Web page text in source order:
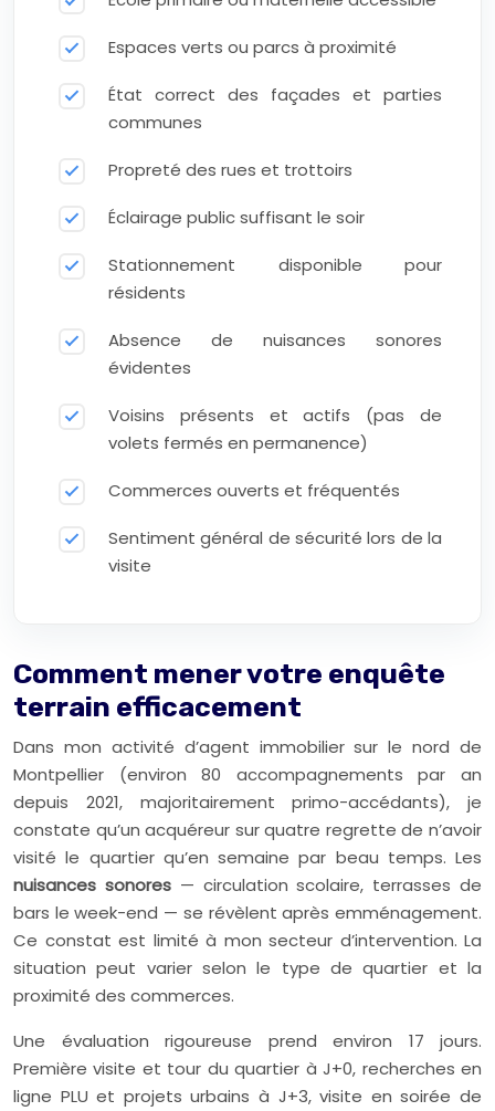
Espaces verts ou parcs à proximité
État correct des façades et parties
communes
Propreté des rues et trottoirs
Éclairage public suffisant le soir
Stationnement disponible pour
résidents
Absence de nuisances sonores
évidentes
Voisins présents et actifs (pas de
volets fermés en permanence)
Commerces ouverts et fréquentés
Sentiment général de sécurité lors de la
visite
Comment mener votre enquête
terrain efficacement
Dans mon activité d’agent immobilier sur le nord de
Montpellier (environ 80 accompagnements par an
depuis 2021, majoritairement primo-accédants), je
constate qu’un acquéreur sur quatre regrette de n’avoir
visité le quartier qu’en semaine par beau temps. Les
nuisances sonores— circulation scolaire, terrasses de
bars le week-end — se révèlent après emménagement.
Ce constat est limité à mon secteur d’intervention. La
situation peut varier selon le type de quartier et la
proximité des commerces.
Une évaluation rigoureuse prend environ 17 jours.
Première visite et tour du quartier à J+0, recherches en
ligne PLU et projets urbains à J+3, visite en soirée de